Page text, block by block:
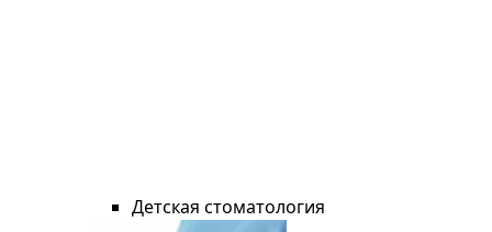
Детская стоматология